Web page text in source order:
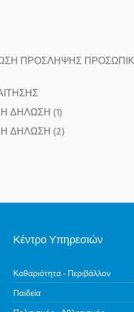
ΠΡΟΣΛΗΨΗΣ
ΔΗΛΩΣΗ (1)
ΔΗΛΩΣΗ (2)
Κέντρο Υπηρεσιών
Καθαριότητα - Περιβάλλον
Παιδεία